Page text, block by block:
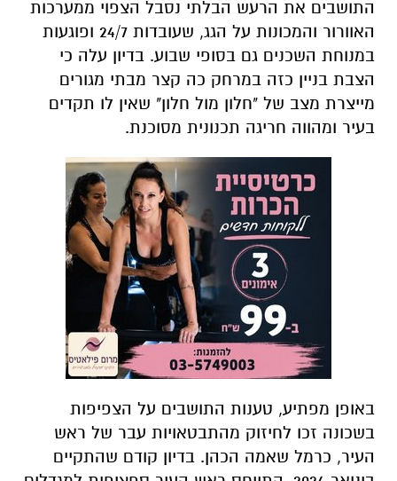
התושבים את הרעש הבלתי נסבל הצפוי ממערכות
האוורור והמכונות על הגג, שעובדות 24/7 ופוגעות
במנוחת השכנים גם בסופי שבוע. בדיון עלה כי
הצבת בניין כזה במרחק כה קצר מבתי מגורים
מייצרת מצב של "חלון מול חלון" שאין לו תקדים
בעיר ומהווה חריגה תכנונית מסוכנת.
באופן מפתיע, טענות התושבים על הצפיפות
בשכונה זכו לחיזוק מהתבטאויות עבר של ראש
העיר, כרמל שאמה הכהן. בדיון קודם שהתקיים